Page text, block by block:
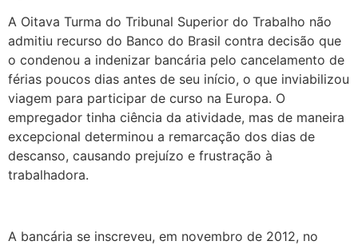
A Oitava Turma do Tribunal Superior do Trabalho não
admitiu recurso do Banco do Brasil contra decisão que
o condenou a indenizar bancária pelo cancelamento de
férias poucos dias antes de seu início, o que inviabilizou
viagem para participar de curso na Europa. O
empregador tinha ciência da atividade, mas de maneira
excepcional determinou a remarcação dos dias de
descanso, causando prejuízo e frustração à
trabalhadora.
A bancária se inscreveu, em novembro de 2012, no